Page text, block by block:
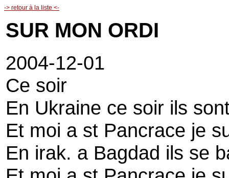
-> retour à la liste <-
SUR MON ORDI
2004-12-01
Ce soir
En Ukraine ce soir ils
Et moi a st Pancrace je
En irak. a Bagdad ils se